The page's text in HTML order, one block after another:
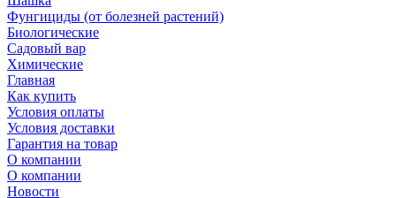
Фунгициды (от болезней растений)
Биологические
Садовый вар
Химические
Главная
Как купить
Условия оплаты
Условия доставки
Гарантия на товар
О компании
О компании
Новости